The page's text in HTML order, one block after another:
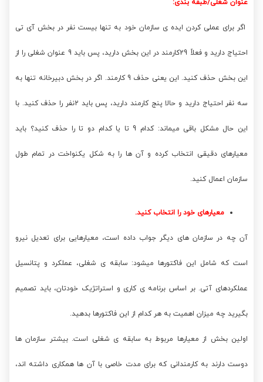
عنوان شغلی/طبقه بندی:
اگر برای عملی کردن ایده ی سازمان خود به تنها بیست نفر در بخش آی تی
احتیاج دارید و فعلاً 29کارمند در این بخش دارید، پس باید 9 عنوان شغلی را از
این بخش حذف کنید. این یعنی حذف 9 کارمند. اگر در بخش دبیرخانه تنها به
سه نفر احتیاج دارید و حالا پنج کارمند دارید، پس باید 2نفر را حذف کنید. با
این حال مشکل باقی میماند: کدام 9 تا یا کدام دو تا را حذف کنید؟ باید
معیارهای دقیقی انتخاب کرده و آن ها را به شکل یکنواخت در تمام طول
سازمان اعمال کنید.
معیارهای خود را انتخاب کنید.
آن چه در سازمان های دیگر جواب داده است، معیارهایی برای تعدیل نیرو
است که شامل این فاکتورها میشود: سابقه ی شغلی، عملکرد و پتانسیل
عملکردهای آتی. بر اساس برنامه ی کاری و استراتژیک خودتان، باید تصمیم
بگیرید چه میزان اهمیت به هر کدام از این فاکتورها بدهید.
اولین بخش از معیارها مربوط به سابقه ی شغلی است. بیشتر سازمان ها
دوست دارند به کارمندانی که برای مدت خاصی با آن ها همکاری داشته اند،